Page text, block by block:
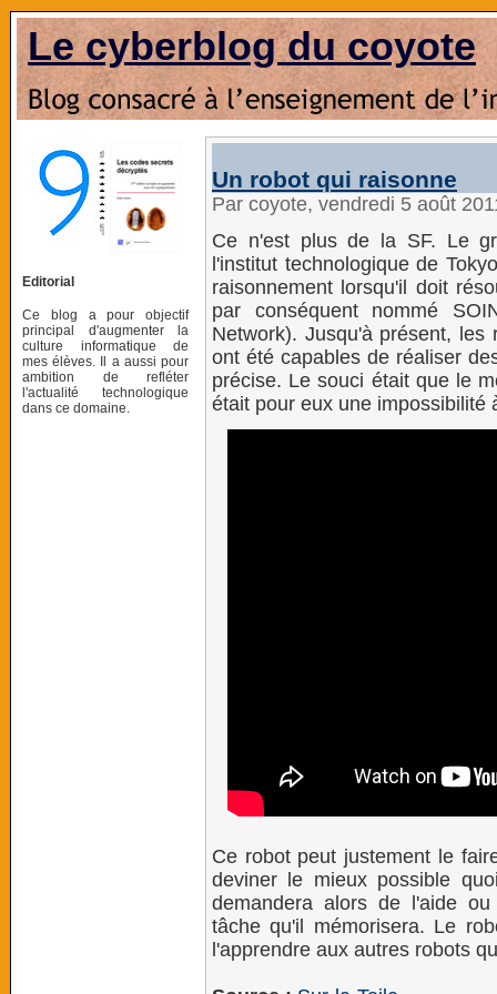
Le cyberblog du coyote
Editorial
Ce blog a pour objectif
principal d'augmenter la
culture informatique de
mes élèves. Il a aussi pour
ambition de refléter
l'actualité technologique
dans ce domaine.
Un robot qui raisonne
Par coyote, vendredi 5 août
Ce n'est plus de la SF. Le
l'institut technologique de
raisonnement lorsqu'il doit
par conséquent nommé
Network). Jusqu'à présent,
ont été capables de réaliser
précise. Le souci était que le
était pour eux une impossibilité
Ce robot peut justement le
deviner le mieux possible
demandera alors de l'aide
tâche qu'il mémorisera. Le
l'apprendre aux autres robots